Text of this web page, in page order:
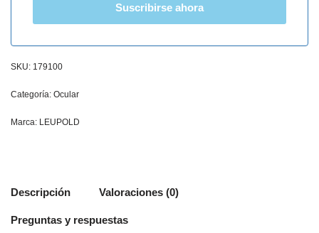
Suscribirse ahora
SKU: 179100
Categoría: Ocular
Marca: LEUPOLD
Descripción Valoraciones (0)
Preguntas y respuestas